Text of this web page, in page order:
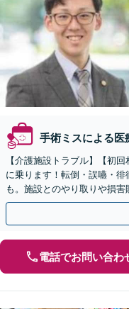
手術ミスによる医
【介護施設トラブル】【初
に乗ります！転倒・誤嚥・
も。施設とのやり取りや損
可】【夜間・休日面談可】【
電話でお問い合わ